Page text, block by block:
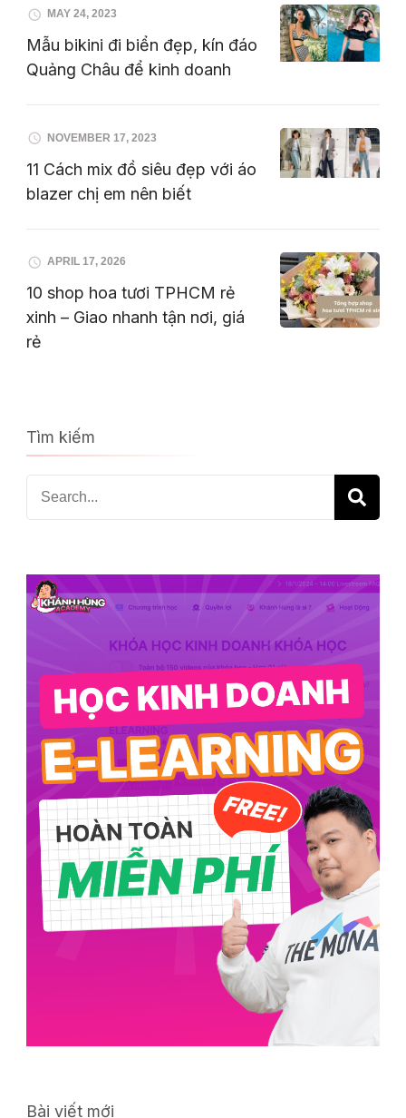
MAY 24, 2023
Mẫu bikini đi biển đẹp, kín đáo
Quảng Châu để kinh doanh
NOVEMBER 17, 2023
11 Cách mix đồ siêu đẹp với áo
blazer chị em nên biết
APRIL 17, 2026
10 shop hoa tươi TPHCM rẻ
xinh – Giao nhanh tận nơi, giá
rẻ
Tìm kiếm
Search
for:
Bài viết mới